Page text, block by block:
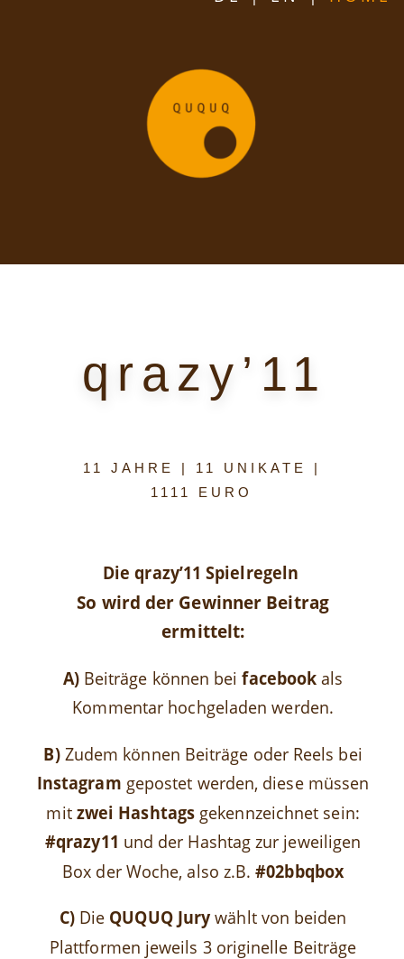
qrazy’11
11 JAHRE | 11 UNIKATE |
1111 EURO
Die qrazy’11 Spielregeln
So wird der Gewinner Beitrag
ermittelt:
A)Beiträge können beifacebookals
Kommentar hochgeladen werden.
B)Zudem können Beiträge oder Reels bei
Instagram gepostet werden, diese müssen
mitzwei Hashtags gekennzeichnet sein:
#qrazy11 und der Hashtag zur jeweiligen
Box der Woche, also z.B.#02bbqbox
C)Die QUQUQ Jurywählt von beiden
Plattformen jeweils 3 originelle Beiträge